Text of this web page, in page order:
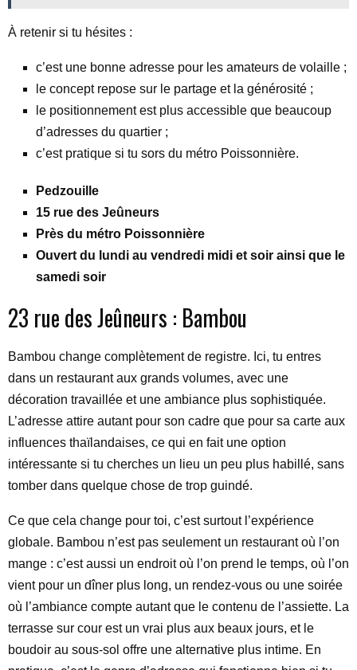
À retenir si tu hésites :
c’est une bonne adresse pour les amateurs de volaille ;
le concept repose sur le partage et la générosité ;
le positionnement est plus accessible que beaucoup
d’adresses du quartier ;
c’est pratique si tu sors du métro Poissonnière.
Pedzouille
15 rue des Jeûneurs
Près du métro Poissonnière
Ouvert du lundi au vendredi midi et soir ainsi que le
samedi soir
23 rue des Jeûneurs : Bambou
Bambou change complètement de registre. Ici, tu entres
dans un restaurant aux grands volumes, avec une
décoration travaillée et une ambiance plus sophistiquée.
L’adresse attire autant pour son cadre que pour sa carte aux
influences thaïlandaises, ce qui en fait une option
intéressante si tu cherches un lieu un peu plus habillé, sans
tomber dans quelque chose de trop guindé.
Ce que cela change pour toi, c’est surtout l’expérience
globale. Bambou n’est pas seulement un restaurant où l’on
mange : c’est aussi un endroit où l’on prend le temps, où l’on
vient pour un dîner plus long, un rendez-vous ou une soirée
où l’ambiance compte autant que le contenu de l’assiette. La
terrasse sur cour est un vrai plus aux beaux jours, et le
boudoir au sous-sol offre une alternative plus intime. En